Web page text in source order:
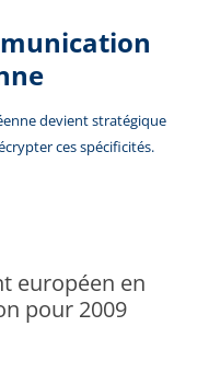
devient stratégique
ces spécificités.
européen en
pour 2009